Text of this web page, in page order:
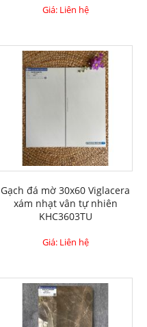
Giá: Liên hệ
Gạch đá mờ 30x60 Viglacera
xám nhạt vân tự nhiên
KHC3603TU
Giá: Liên hệ